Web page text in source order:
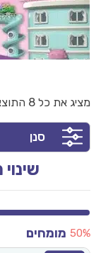
מציג את כל 8 התוצאות
סנן
מומחים 50%